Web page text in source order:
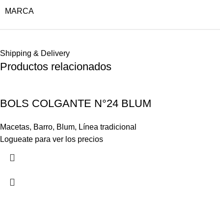
MARCA
Shipping & Delivery
Productos relacionados
BOLS COLGANTE N°24 BLUM
Macetas, Barro, Blum, Línea tradicional
Logueate para ver los precios